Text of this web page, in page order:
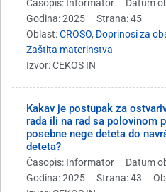
Časopis: Informator Datum
Godina: 2025
Strana: 45
Oblast:CROSO, Doprinosi za
Zaštita materinstva
Izvor: CEKOS IN
Kakav je postupak za
rada ili na rad sa polovinom
posebne nege deteta do
deteta?
Časopis: Informator Datum
Godina: 2025
Strana: 43